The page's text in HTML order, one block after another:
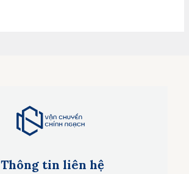
Thông tin liên hệ